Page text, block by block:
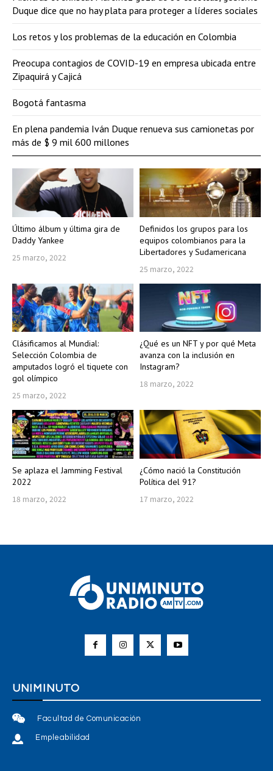
Último álbum y última gira de
Daddy Yankee
25 marzo, 2022
Definidos los grupos para los
equipos colombianos para la
Libertadores y Sudamericana
25 marzo, 2022
Clásificamos al Mundial:
Selección Colombia de
amputados logró el tiquete con
gol olímpico
25 marzo, 2022
¿Qué es un NFT y por qué Meta
avanza con la inclusión en
Instagram?
18 marzo, 2022
Se aplaza el Jamming Festival
2022
18 marzo, 2022
¿Cómo nació la Constitución
Política del 91?
17 marzo, 2022
Duque dice que no hay plata para proteger a líderes sociales
Los retos y los problemas de la educación en Colombia
Preocupa contagios de COVID-19 en empresa ubicada entre
Zipaquirá y Cajicá
Bogotá fantasma
En plena pandemia Iván Duque renueva sus camionetas por
más de $ 9 mil 600 millones
UNIMINUTO
Facultad de Comunicación
Empleabilidad